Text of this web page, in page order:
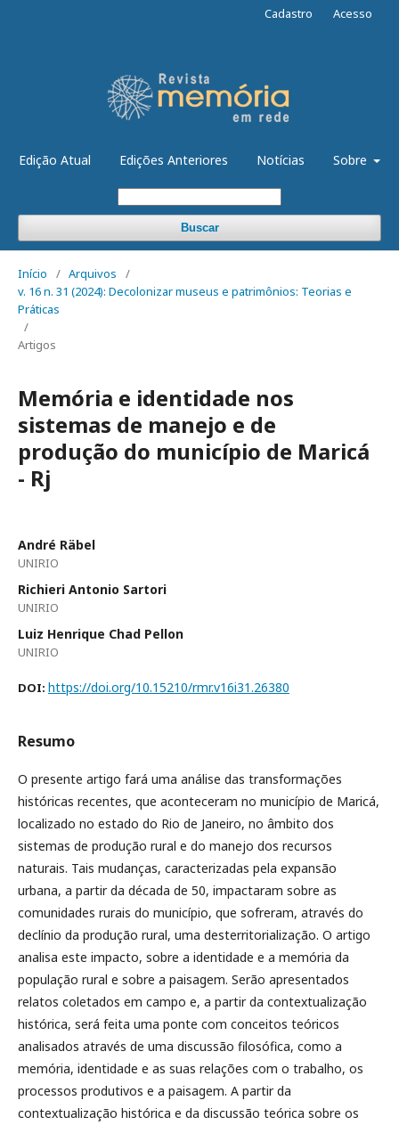
Edição Atual Edições Anteriores Notícias Sobre
Buscar
Cadastro Acesso
Início / Arquivos
/
v. 16 n. 31 (2024): Decolonizar museus e patrimônios: Teorias e
Práticas
/
Artigos
Memória e identidade nos
sistemas de manejo e de
produção do município de Maricá
- Rj
André Räbel
UNIRIO
Richieri Antonio Sartori
UNIRIO
Luiz Henrique Chad Pellon
UNIRIO
DOI: https://doi.org/10.15210/rmr.v16i31.26380
Resumo
O presente artigo fará uma análise das transformações
históricas recentes, que aconteceram no município de Maricá,
localizado no estado do Rio de Janeiro, no âmbito dos
sistemas de produção rural e do manejo dos recursos
naturais. Tais mudanças, caracterizadas pela expansão
urbana, a partir da década de 50, impactaram sobre as
comunidades rurais do município, que sofreram, através do
declínio da produção rural, uma desterritorialização. O artigo
analisa este impacto, sobre a identidade e a memória da
população rural e sobre a paisagem. Serão apresentados
relatos coletados em campo e, a partir da contextualização
histórica, será feita uma ponte com conceitos teóricos
analisados através de uma discussão filosófica, como a
memória, identidade e as suas relações com o trabalho, os
processos produtivos e a paisagem. A partir da
contextualização histórica e da discussão teórica sobre os